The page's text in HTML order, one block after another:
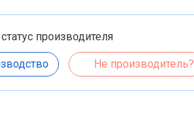
производителя
Не производитель?